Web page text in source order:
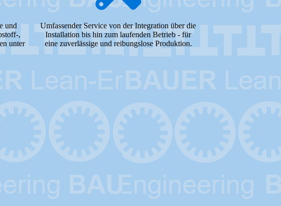
und
,
unter
Umfassender Service von der Integration über die
Installation bis hin zum laufenden Betrieb - für
eine zuverlässige und reibungslose Produktion.